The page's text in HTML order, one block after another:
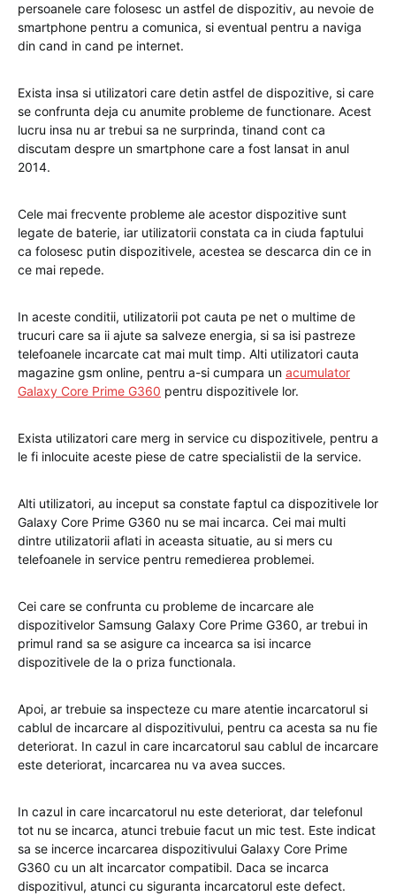
persoanele care folosesc un astfel de dispozitiv, au nevoie de
smartphone pentru a comunica, si eventual pentru a naviga
din cand in cand pe internet.
Exista insa si utilizatori care detin astfel de dispozitive, si care
se confrunta deja cu anumite probleme de functionare. Acest
lucru insa nu ar trebui sa ne surprinda, tinand cont ca
discutam despre un smartphone care a fost lansat in anul
2014.
Cele mai frecvente probleme ale acestor dispozitive sunt
legate de baterie, iar utilizatorii constata ca in ciuda faptului
ca folosesc putin dispozitivele, acestea se descarca din ce in
ce mai repede.
In aceste conditii, utilizatorii pot cauta pe net o multime de
trucuri care sa ii ajute sa salveze energia, si sa isi pastreze
telefoanele incarcate cat mai mult timp. Alti utilizatori cauta
magazine gsm online, pentru a-si cumpara un acumulator
Galaxy Core Prime G360 pentru dispozitivele lor.
Exista utilizatori care merg in service cu dispozitivele, pentru a
le fi inlocuite aceste piese de catre specialistii de la service.
Alti utilizatori, au inceput sa constate faptul ca dispozitivele lor
Galaxy Core Prime G360 nu se mai incarca. Cei mai multi
dintre utilizatorii aflati in aceasta situatie, au si mers cu
telefoanele in service pentru remedierea problemei.
Cei care se confrunta cu probleme de incarcare ale
dispozitivelor Samsung Galaxy Core Prime G360, ar trebui in
primul rand sa se asigure ca incearca sa isi incarce
dispozitivele de la o priza functionala.
Apoi, ar trebuie sa inspecteze cu mare atentie incarcatorul si
cablul de incarcare al dispozitivului, pentru ca acesta sa nu fie
deteriorat. In cazul in care incarcatorul sau cablul de incarcare
este deteriorat, incarcarea nu va avea succes.
In cazul in care incarcatorul nu este deteriorat, dar telefonul
tot nu se incarca, atunci trebuie facut un mic test. Este indicat
sa se incerce incarcarea dispozitivului Galaxy Core Prime
G360 cu un alt incarcator compatibil. Daca se incarca
dispozitivul, atunci cu siguranta incarcatorul este defect.